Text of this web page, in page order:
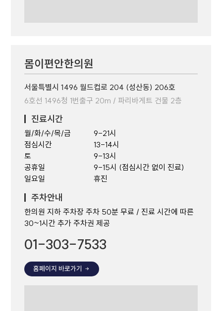
몸이편안한의원
서울특별시 1496 월드컵로 204 (성산동) 206호
6호선 1496청 1번출구 20m / 파리바게트 건물 2층
진료시간
월/화/수/목/금
점심시간
토
공휴일
일요일
9-21시
13-14시
9-13시
9-15시 (점심시간 없이 진료)
휴진
주차안내
한의원 지하 주차장 주차 50분 무료 / 진료 시간에 따른
30~1시간 추가 주차권 제공
01-303-7533
홈페이지 바로가기